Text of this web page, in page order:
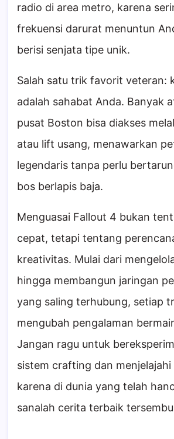
radio di area metro, karena
frekuensi darurat menuntun
berisi senjata tipe unik.
Salah satu trik favorit veteran:
adalah sahabat Anda. Banyak
pusat Boston bisa diakses
atau lift usang, menawarkan
legendaris tanpa perlu
bos berlapis baja.
Menguasai Fallout 4 bukan
cepat, tetapi tentang
kreativitas. Mulai dari
hingga membangun jaringan
yang saling terhubung, setiap
mengubah pengalaman
Jangan ragu untuk
sistem crafting dan
karena di dunia yang telah
sanalah cerita terbaik